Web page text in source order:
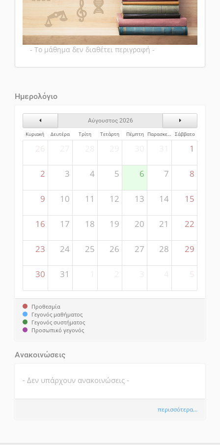
- Το μάθημα δεν διαθέτει περιγραφή -
Ημερολόγιο
Προηγούμενος ΜήναςΑύγουστος 2026
Επόμενος
Κυριακή
Δευτέρα Τρίτη Τετάρτη Πέμπτη Παρασκευή Σάββατο
26 1
2 3 4 5 6 7 8
9 10 11 12 13 14 15
16 17 18 19 20 21 22
23 24 25 26 27 28 29
30 31 5
Προθεσμία
Γεγονός μαθήματος
Γεγονός συστήματος
Προσωπικό γεγονός
Ανακοινώσεις
- Δεν υπάρχουν ανακοινώσεις -
περισσότερα…